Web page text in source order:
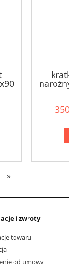
»
i zwroty
towaru
od umowy